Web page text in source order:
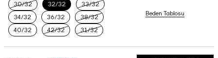
30/32 32/32
33/32
34/32
36/32
38/32
40/32
42/32 31/32
Beden Tablosu